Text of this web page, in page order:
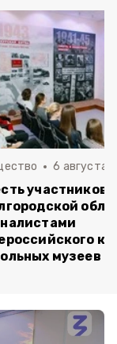
6 августа ,
участников
музеев